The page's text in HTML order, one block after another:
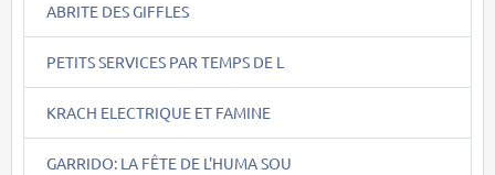
ABRITE DES GIFFLES
PETITS SERVICES PAR TEMPS DE L
KRACH ELECTRIQUE ET FAMINE
GARRIDO: LA FÊTE DE L'HUMA SOU